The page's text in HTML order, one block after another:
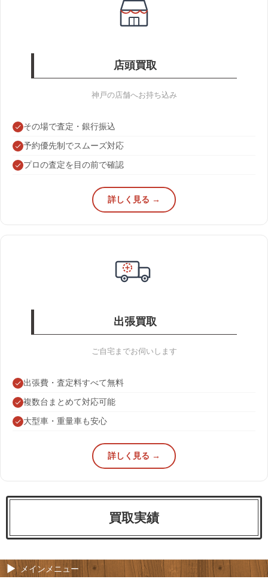
店頭買取
神戸の店舗へお持ち込み
その場で査定・銀行振込
予約優先制でスムーズ対応
プロの査定を目の前で確認
詳しく見る →
出張買取
ご自宅までお伺いします
出張費・査定料すべて無料
複数台まとめて対応可能
大型車・重量車も安心
詳しく見る →
買取実績
メインメニュー